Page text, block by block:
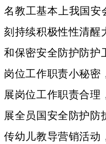
名教工基本上我国安
刻持续积极性性清醒
和保密安全防护防护
岗位工作职责小秘密
展岗位工作职责合理
展全员国安全防护防
传幼儿教导营销活动